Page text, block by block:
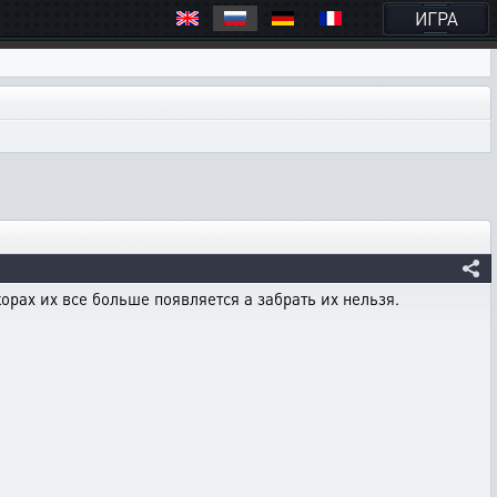
ИГРА
их все больше появляется а забрать их нельзя.